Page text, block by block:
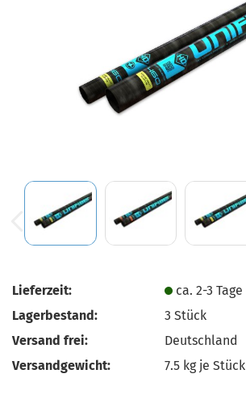
Lieferzeit:
ca. 2-3 Tage
Lagerbestand:
3Stück
Versand frei:
Deutschland
Versandgewicht:
7.5 kg je Stück